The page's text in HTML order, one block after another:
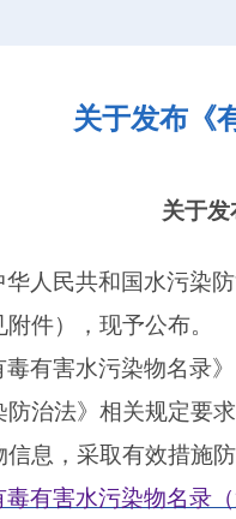
关于发布《
关于
民共和国水污染防
附件），现予公布。
害水污染物名录》
防治法》相关规定要
信息，采取有效措施
毒有害水污染物名录